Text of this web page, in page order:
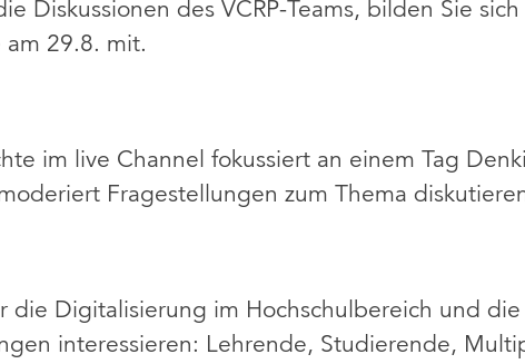
Diskussionen des VCRP-Teams, bilden Sie
am 29.8. mit.
im live Channel fokussiert an einem Tag
Fragestellungen zum Thema
die Digitalisierung im Hochschulbereich und
interessieren: Lehrende, Studierende,